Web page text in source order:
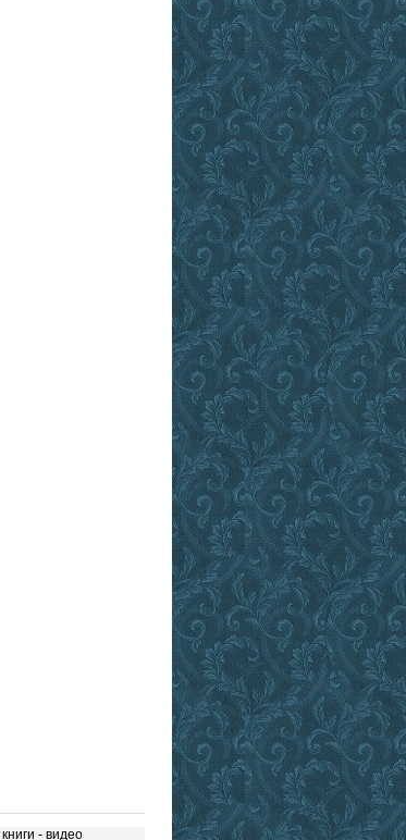
книги - видео